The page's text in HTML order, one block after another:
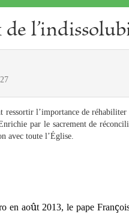
ressortir l’importance de
par le sacrement de
avec toute l’Église.
en août 2013, le pape Franç